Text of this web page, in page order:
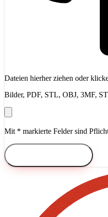
Dateien hierher ziehen oder
Bilder, PDF, STL, OBJ, 3MF,
Mit * markierte Felder sind